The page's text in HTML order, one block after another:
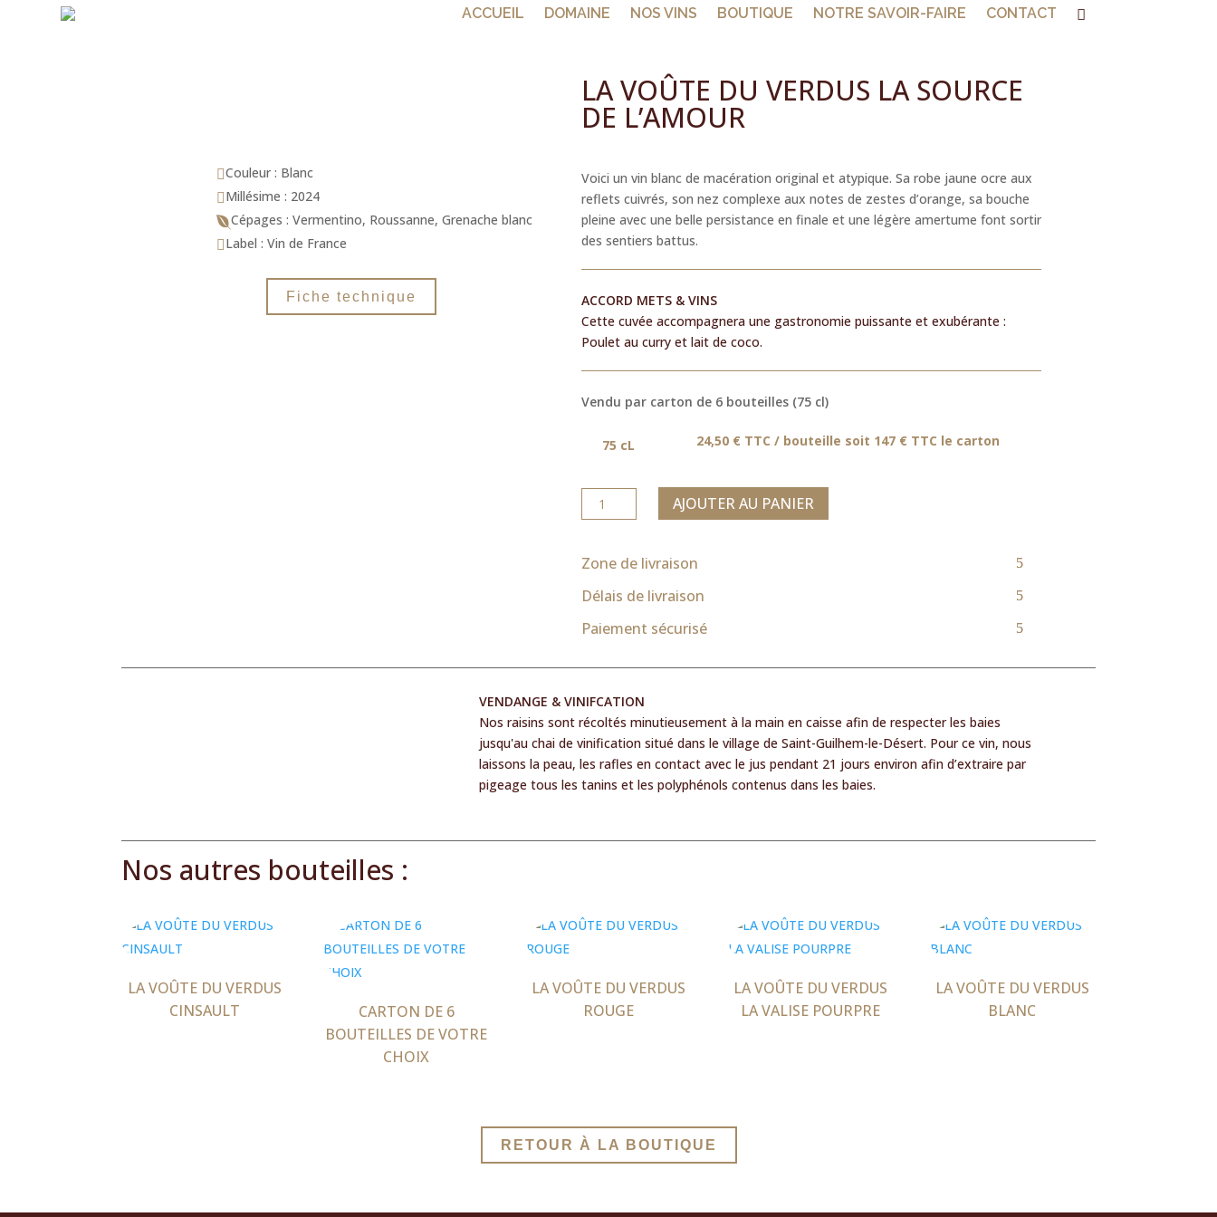
ACCUEIL DOMAINE NOS VINS BOUTIQUE NOTRE SAVOIR-FAIRE CONTACT
Couleur : Blanc
 Millésime : 2024
Cépages : Vermentino, Roussanne, Grenache blanc
 Label : Vin de France
Fiche technique
LA VOÛTE DU VERDUS LA SOURCE
DE L’AMOUR
Voici un vin blanc de macération original et atypique. Sa robe jaune ocre aux
reflets cuivrés, son nez complexe aux notes de zestes d’orange, sa bouche
pleine avec une belle persistance en finale et une légère amertume font sortir
des sentiers battus.
ACCORD METS & VINS
Cette cuvée accompagnera une gastronomie puissante et exubérante :
Poulet au curry et lait de coco.
Vendu par carton de 6 bouteilles (75 cl)
75 cL 24,50 € TTC / bouteille soit 147 € TTC le carton
quantité
de
VOÛTE
VERDUS
LA
DE
AJOUTER AU PANIER
Zone de livraison
Délais de livraison
Paiement sécurisé
VENDANGE & VINIFCATION
Nos raisins sont récoltés minutieusement à la main en caisse afin de respecter les baies
jusqu'au chai de vinification situé dans le village de Saint-Guilhem-le-Désert. Pour ce vin, nous
laissons la peau, les rafles en contact avec le jus pendant 21 jours environ afin d’extraire par
pigeage tous les tanins et les polyphénols contenus dans les baies.
Nos autres bouteilles :
LA VOÛTE DU VERDUS
CINSAULT
CARTON DE 6
BOUTEILLES DE VOTRE
CHOIX
LA VOÛTE DU VERDUS
ROUGE
LA VOÛTE DU VERDUS
LA VALISE POURPRE
LA VOÛTE DU VERDUS
BLANC
RETOUR À LA BOUTIQUE